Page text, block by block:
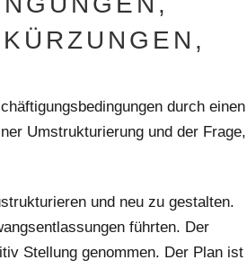
Z
durch einen
Umstrukturierung und der Frage,
und neu zu gestalten.
führten. Der
Stellung genommen. Der Plan ist